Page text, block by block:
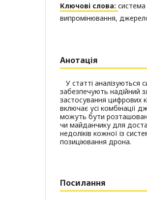
Ключові слова:
випромінювання,
Анотація
У статті аналізуються
забезпечують надійний
застосування цифрових
включає усі комбінації
можуть бути
чи майданчику для
недоліків кожної із
позиціювання дрона.
Посилання